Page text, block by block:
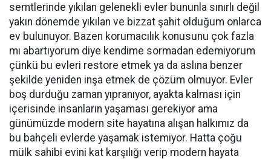
semtlerinde yıkılan gelenekli evler bununla sınırlı değil
yakın dönemde yıkılan ve bizzat şahit olduğum onlarca
ev bulunuyor. Bazen korumacılık konusunu çok fazla
mı abartıyorum diye kendime sormadan edemiyorum
çünkü bu evleri restore etmek ya da aslına benzer
şekilde yeniden inşa etmek de çözüm olmuyor. Evler
boş durduğu zaman yıpranıyor, ayakta kalması için
içerisinde insanların yaşaması gerekiyor ama
günümüzde modern site hayatına alışan halkımız da
bu bahçeli evlerde yaşamak istemiyor. Hatta çoğu
mülk sahibi evini kat karşılığı verip modern hayata